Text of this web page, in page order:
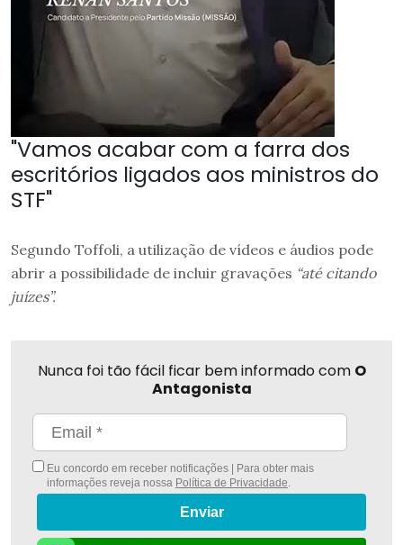
"Vamos acabar com a farra dos
escritórios ligados aos ministros do
STF"
Segundo Toffoli, a utilização de vídeos e áudios pode
abrir a possibilidade de incluir gravações “até citando
juízes”.
Nunca foi tão fácil ficar bem informado com O
Antagonista
Eu concordo em receber notificações | Para obter mais
informações reveja nossa Política de Privacidade.
Enviar